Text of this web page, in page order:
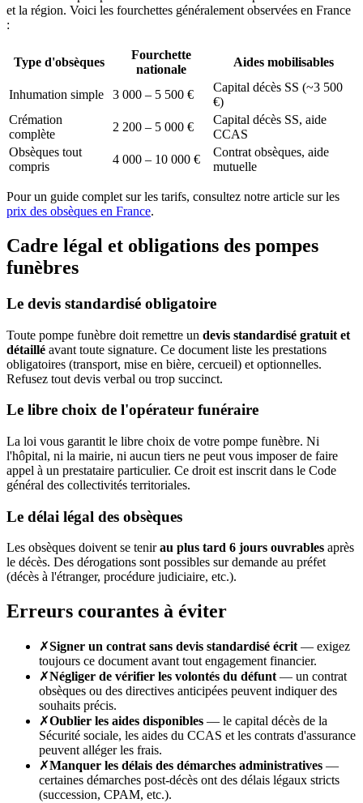
et la région. Voici les fourchettes généralement observées en France
:
Type d'obsèques
Fourchette
nationale
Aides mobilisables
Inhumation simple 3 000 – 5 500 €
Capital décès SS (~3 500
€)
Crémation
complète
2 200 – 5 000 €
Capital décès SS, aide
CCAS
Obsèques tout
compris
4 000 – 10 000 €
Contrat obsèques, aide
mutuelle
Pour un guide complet sur les tarifs, consultez notre article sur les
prix des obsèques en France.
Cadre légal et obligations des pompes
funèbres
Le devis standardisé obligatoire
Toute pompe funèbre doit remettre un devis standardisé gratuit et
détaillé avant toute signature. Ce document liste les prestations
obligatoires (transport, mise en bière, cercueil) et optionnelles.
Refusez tout devis verbal ou trop succinct.
Le libre choix de l'opérateur funéraire
La loi vous garantit le libre choix de votre pompe funèbre. Ni
l'hôpital, ni la mairie, ni aucun tiers ne peut vous imposer de faire
appel à un prestataire particulier. Ce droit est inscrit dans le Code
général des collectivités territoriales.
Le délai légal des obsèques
Les obsèques doivent se tenirau plus tard 6 jours ouvrables après
le décès. Des dérogations sont possibles sur demande au préfet
(décès à l'étranger, procédure judiciaire, etc.).
Erreurs courantes à éviter
✗Signer un contrat sans devis standardisé écrit — exigez
toujours ce document avant tout engagement financier.
✗Négliger de vérifier les volontés du défunt — un contrat
obsèques ou des directives anticipées peuvent indiquer des
souhaits précis.
✗Oublier les aides disponibles — le capital décès de la
Sécurité sociale, les aides du CCAS et les contrats d'assurance
peuvent alléger les frais.
✗Manquer les délais des démarches administratives —
certaines démarches post-décès ont des délais légaux stricts
(succession, CPAM, etc.).